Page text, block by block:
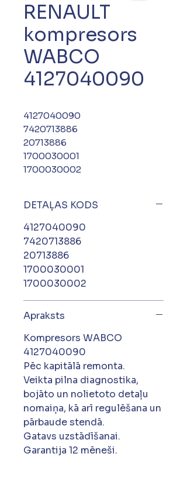
RENAULT
kompresors
WABCO
4127040090
4127040090
7420713886
20713886
1700030001
1700030002
DETAĻAS KODS
4127040090
7420713886
20713886
1700030001
1700030002
Apraksts
Kompresors WABCO
4127040090
Pēc kapitālā remonta.
Veikta pilna diagnostika,
bojāto un nolietoto detaļu
nomaiņa, kā arī regulēšana un
pārbaude stendā.
Gatavs uzstādīšanai.
Garantija 12 mēneši.